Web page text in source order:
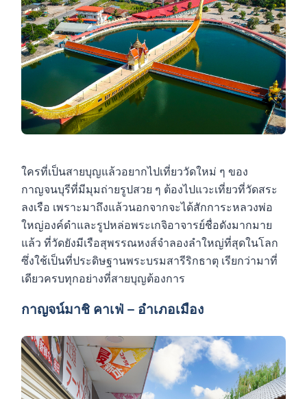
ใครที่เป็นสายบุญแล้วอยากไปเที่ยววัดใหม่ ๆ ของ
กาญจนบุรีที่มีมุมถ่ายรูปสวย ๆ ต้องไปแวะเที่ยวที่วัดสระ
ลงเรือ เพราะมาถึงแล้วนอกจากจะได้สักการะหลวงพ่อ
ใหญ่องค์ดำและรูปหล่อพระเกจิอาจารย์ชื่อดังมากมาย
แล้ว ที่วัดยังมีเรือสุพรรณหงส์จำลองลำใหญ่ที่สุดในโลก
ซึ่งใช้เป็นที่ประดิษฐานพระบรมสารีริกธาตุ เรียกว่ามาที่
เดียวครบทุกอย่างที่สายบุญต้องการ
กาญจน์มาชิ คาเฟ่ – อำเภอเมือง